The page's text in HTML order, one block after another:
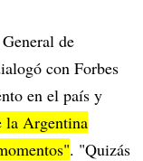
de
con Forbes
en el país y
la Argentina
. "Quizás